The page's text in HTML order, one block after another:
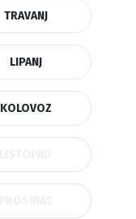
TRAVANJ
LIPANJ
KOLOVOZ